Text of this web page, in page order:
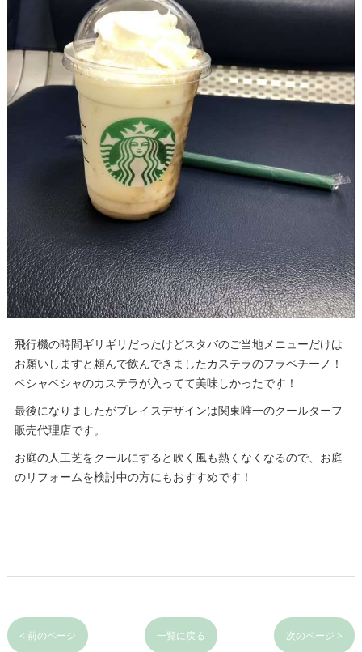
飛行機の時間ギリギリだったけどスタバのご当地メニューだけは
お願いしますと頼んで飲んできましたカステラのフラペチーノ！
ベシャベシャのカステラが入ってて美味しかったです！
最後になりましたがプレイスデザインは関東唯一のクールターフ
販売代理店です。
お庭の人工芝をクールにすると吹く風も熱くなくなるので、お庭
のリフォームを検討中の方にもおすすめです！
< 前のページ 一覧に戻る 次のページ >